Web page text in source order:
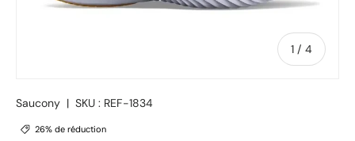
1 / de
4
Saucony | SKU : REF-1834
26% de réduction